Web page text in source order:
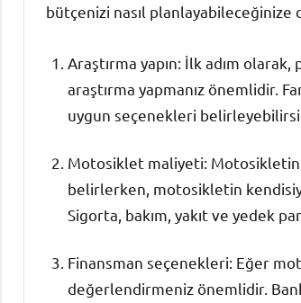
bütçenizi nasıl planlayabileceğinize
Araştırma yapın: İlk adım
araştırma yapmanız önemlidir.
uygun seçenekleri
Motosiklet maliyeti:
belirlerken, motosikletin
Sigorta, bakım, yakıt ve yedek
Finansman seçenekleri: Eğer
değerlendirmeniz önemlidir.